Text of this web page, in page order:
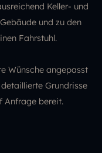
Keller- und
und zu den
Fahrstuhl.
Wünsche angepasst
Grundrisse
Anfrage bereit.